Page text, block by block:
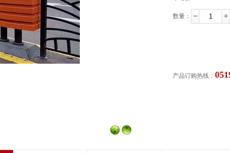
数量：
产品订购热线：